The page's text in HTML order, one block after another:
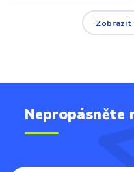
Zobrazit
Nepropásněte